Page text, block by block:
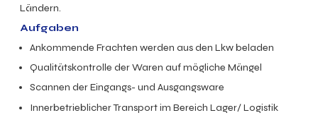
Ländern.
Aufgaben
Ankommende Frachten werden aus den Lkw beladen
Qualitätskontrolle der Waren auf mögliche Mängel
Scannen der Eingangs- und Ausgangsware
Innerbetrieblicher Transport im Bereich Lager/ Logistik